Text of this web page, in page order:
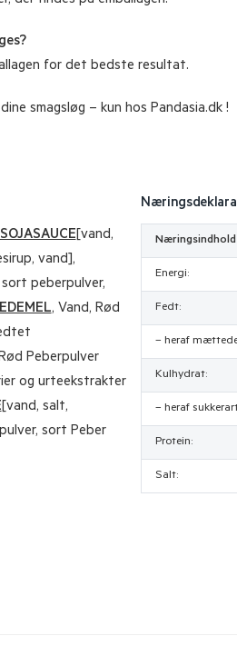
for det bedste resultat.
smagsløg – kun hos Pandasia.dk !
SOJASAUCE[vand,
vand],
peberpulver,
, Vand, Rød
Peberpulver
og urteekstrakter
[vand, salt,
sort Peber
Næringsindhold
Energi:
Fedt:
– heraf
Kulhydrat:
– heraf
Protein:
Salt: